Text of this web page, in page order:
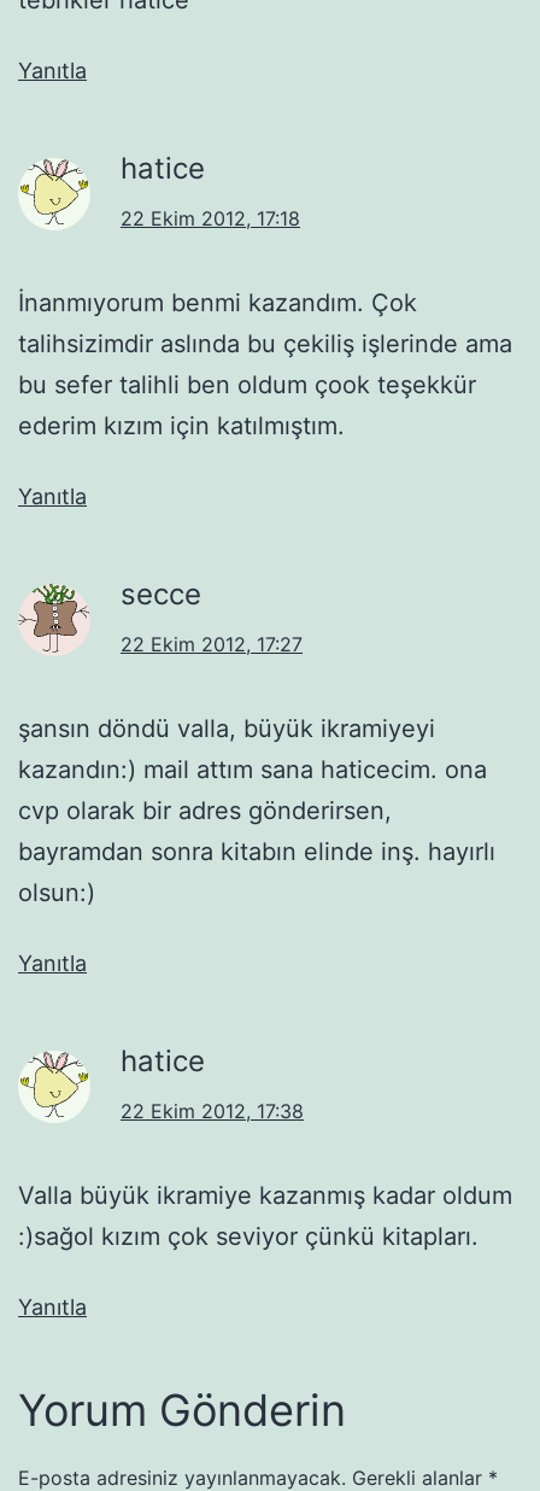
Yanıtla
hatice
22 Ekim 2012, 17:18
İnanmıyorum benmi kazandım. Çok
talihsizimdir aslında bu çekiliş işlerinde ama
bu sefer talihli ben oldum çook teşekkür
ederim kızım için katılmıştım.
Yanıtla
secce
22 Ekim 2012, 17:27
şansın döndü valla, büyük ikramiyeyi
kazandın:) mail attım sana haticecim. ona
cvp olarak bir adres gönderirsen,
bayramdan sonra kitabın elinde inş. hayırlı
olsun:)
Yanıtla
hatice
22 Ekim 2012, 17:38
Valla büyük ikramiye kazanmış kadar oldum
:)sağol kızım çok seviyor çünkü kitapları.
Yanıtla
Yorum Gönderin
E-posta adresiniz yayınlanmayacak. Gerekli alanlar *